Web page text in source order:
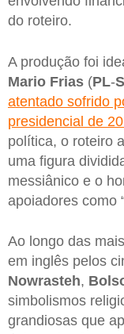
do roteiro.
A produção foi
Mario Frias (PL-
atentado sofrido
presidencial de
política, o roteiro
uma figura
messiânico e o
apoiadores como
Ao longo das
em inglês pelos
Nowrasteh,
simbolismos
grandiosas que